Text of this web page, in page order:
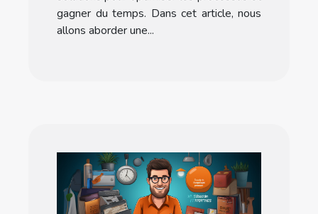
gagner du temps. Dans cet article, nous
allons aborder une...